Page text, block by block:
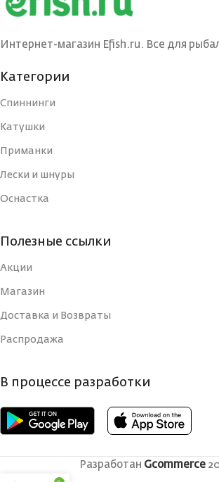
Интернет-магазин Efish.ru. Все для
Категории
Спиннинги
Катушки
Приманки
Лески и шнуры
Оснастка
Полезные ссылки
Акции
Магазин
Доставка и Возвраты
Распродажа
В процессе разработки
Разработан Gcommerce